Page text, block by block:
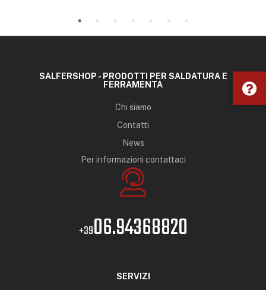
SALFERSHOP - PRODOTTI PER SALDATURA E
FERRAMENTA
Chi siamo
Contatti
News
Per informazioni contattaci
+3906.94368820
SERVIZI